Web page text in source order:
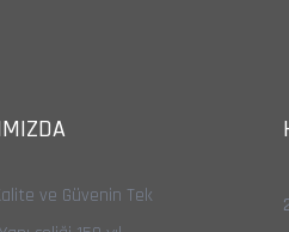
ve Güvenin Tek